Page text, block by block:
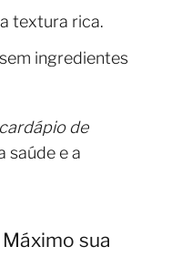
textura rica.
ingredientes
cardápio de
saúde e a
sua